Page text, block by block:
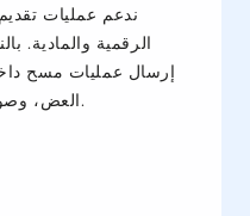
الرقمية والمادية.
إرسال عمليات مسح
العض، وصور الظل، وتعليمات الحالة للمراجعة.